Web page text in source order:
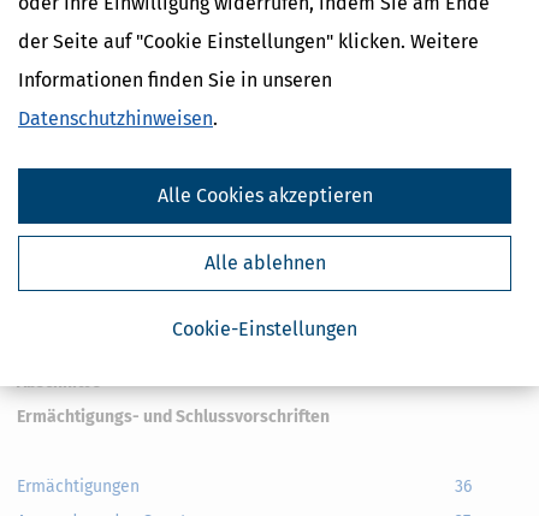
der Seite auf "Cookie Einstellungen" klicken. Weitere
Informationen finden Sie in unseren
Datenschutzhinweisen.
Cookie-Einstellungen
Alle ablehnen
Alle Cookies akzeptieren
Verschonungsbedarfsprüfung
Erlöschen der Steuer in besonderen Fällen
29
Anzeige des Erwerbs
Steuererklärung
Anzeigepflicht der Vermögensverwahrer,
Anzeigepflicht der Gerichte, Behörden, Beamten und
Abschnitt 5
Ermächtigungs- und Schlussvorschriften
Ermächtigungen
36